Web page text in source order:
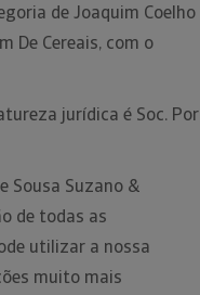
de Joaquim Coelho
De Cereais, com o
jurídica é Soc. Por
Sousa Suzano &
de todas as
utilizar a nossa
muito mais